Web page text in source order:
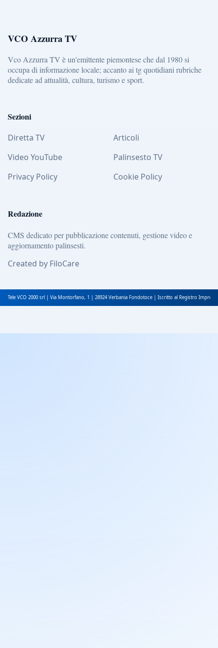
VCO Azzurra TV
Vco Azzurra TV è un'emittente piemontese che dal 1980 si
occupa di informazione locale; accanto ai tg quotidiani rubriche
dedicate ad attualità, cultura, turismo e sport.
Sezioni
Diretta TV
Articoli
Video YouTube
Palinsesto TV
Privacy Policy
Cookie Policy
Redazione
CMS dedicato per pubblicazione contenuti, gestione video e
aggiornamento palinsesti.
Created by FiloCare
Tele VCO 2000 srl | Via Montorfano, 1 | 28924 Verbania Fondotoce | Iscritto al Registro Imprese